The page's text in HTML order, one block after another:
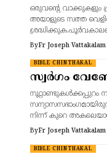
ഒരുവന്റെ
അയാളുടെ സത്ത
ByFr Joseph Vattakalam
BIBLE CHINTHAKAL
സ്വർഗം
നൂറ്റാണ്ടുകൾക്കപ്പുറം
നിന്ന് കുറെ
ByFr Joseph Vattakalam
BIBLE CHINTHAKAL